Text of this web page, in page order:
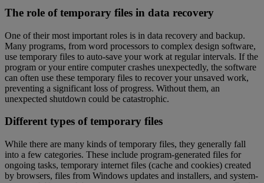
The role of temporary files in data recovery
One of their most important roles is in data recovery and backup.
Many programs, from word processors to complex design software,
use temporary files to auto-save your work at regular intervals. If the
program or your entire computer crashes unexpectedly, the software
can often use these temporary files to recover your unsaved work,
preventing a significant loss of progress. Without them, an
unexpected shutdown could be catastrophic.
Different types of temporary files
While there are many kinds of temporary files, they generally fall
into a few categories. These include program-generated files for
ongoing tasks, temporary internet files (cache and cookies) created
by browsers, files from Windows updates and installers, and system-